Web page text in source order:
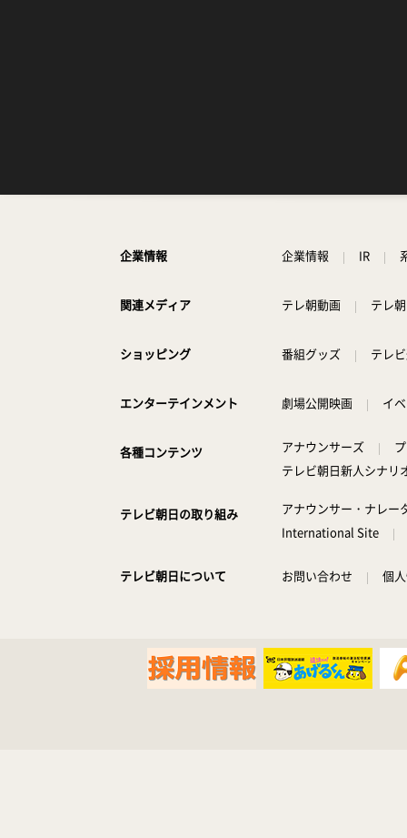
企業情報 企業情報 IR
関連メディア テレ朝動画 テレ
ショッピング 番組グッズ テレ
エンターテインメント 劇場公開映画 イ
各種コンテンツ アナウンサーズ
テレビ朝日新人シナリ
テレビ朝日の取り組み アナウンサー・ナレー
International Site
テレビ朝日について お問い合わせ 個